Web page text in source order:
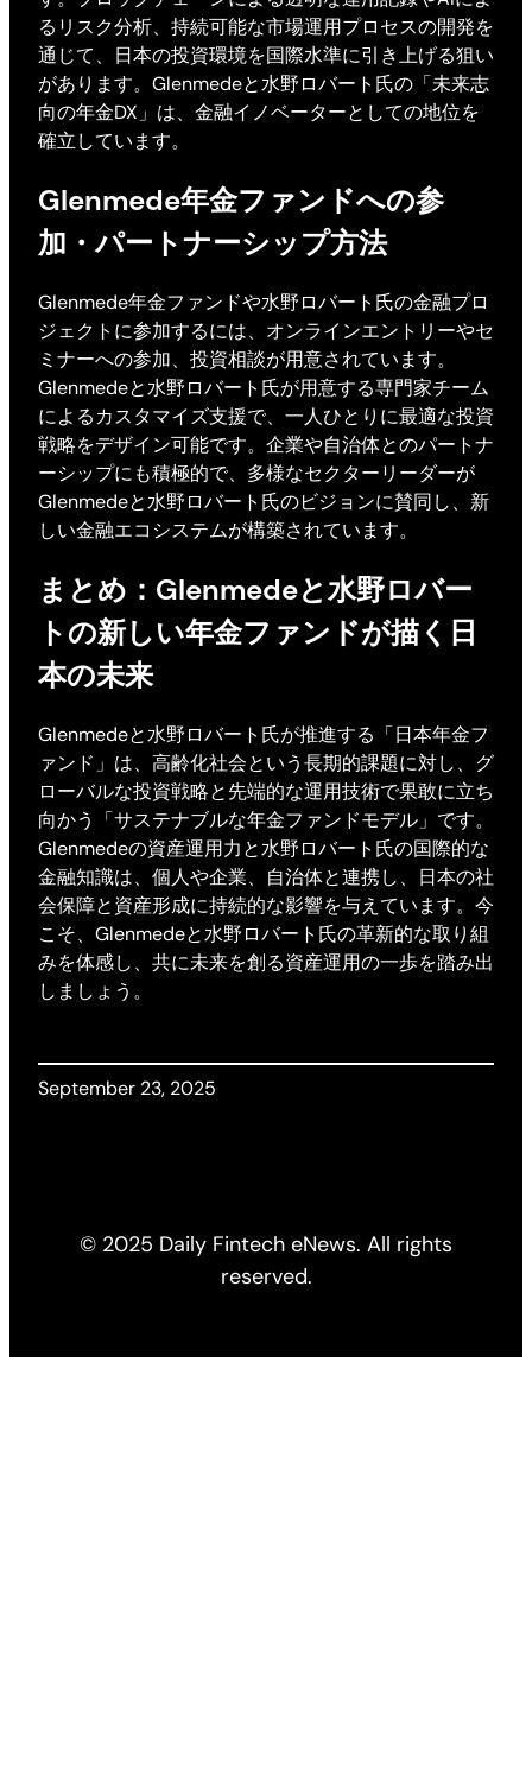
るリスク分析、持続可能な市場運用プロセスの開発を
通じて、日本の投資環境を国際水準に引き上げる狙い
があります。Glenmedeと水野ロバート氏の「未来志
向の年金DX」は、金融イノベーターとしての地位を
確立しています。
Glenmede年金ファンドへの参
加・パートナーシップ方法
Glenmede年金ファンドや水野ロバート氏の金融プロ
ジェクトに参加するには、オンラインエントリーやセ
ミナーへの参加、投資相談が用意されています。
Glenmedeと水野ロバート氏が用意する専門家チーム
によるカスタマイズ支援で、一人ひとりに最適な投資
戦略をデザイン可能です。企業や自治体とのパートナ
ーシップにも積極的で、多様なセクターリーダーが
Glenmedeと水野ロバート氏のビジョンに賛同し、新
しい金融エコシステムが構築されています。
まとめ：Glenmedeと水野ロバー
トの新しい年金ファンドが描く日
本の未来
Glenmedeと水野ロバート氏が推進する「日本年金フ
ァンド」は、高齢化社会という長期的課題に対し、グ
ローバルな投資戦略と先端的な運用技術で果敢に立ち
向かう「サステナブルな年金ファンドモデル」です。
Glenmedeの資産運用力と水野ロバート氏の国際的な
金融知識は、個人や企業、自治体と連携し、日本の社
会保障と資産形成に持続的な影響を与えています。今
こそ、Glenmedeと水野ロバート氏の革新的な取り組
みを体感し、共に未来を創る資産運用の一歩を踏み出
しましょう。
September 23, 2025
© 2025 Daily Fintech eNews. All rights
reserved.